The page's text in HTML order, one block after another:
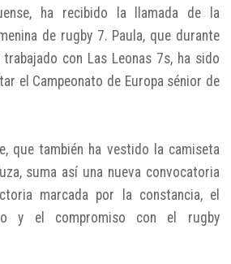
ha recibido la llamada de la
de rugby 7. Paula, que durante
con Las Leonas 7s, ha sido
el Campeonato de Europa sénior de
que también ha vestido la camiseta
suma así una nueva convocatoria
marcada por la constancia, el
y el compromiso con el rugby